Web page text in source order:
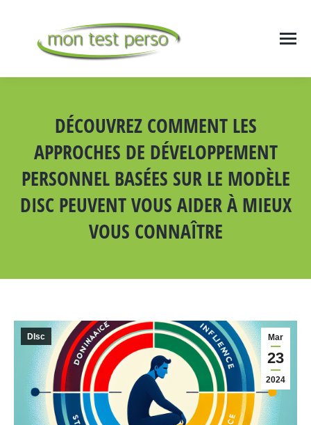
DÉCOUVREZ COMMENT LES
APPROCHES DE DÉVELOPPEMENT
PERSONNEL BASÉES SUR LE MODÈLE
DISC PEUVENT VOUS AIDER À MIEUX
VOUS CONNAÎTRE
Mar
23
2024
DIsc